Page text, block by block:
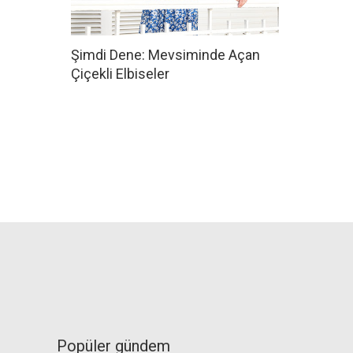
Şimdi Dene: Mevsiminde Açan
Çiçekli Elbiseler
Popüler gündem